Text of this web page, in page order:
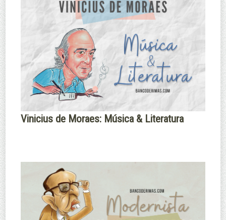
Vinicius de Moraes: Música & Literatura